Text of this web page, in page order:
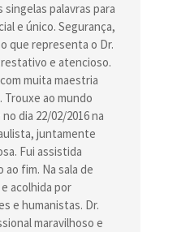
palavras para
e único. Segurança,
que representa o Dr.
e atencioso.
muita maestria
Trouxe ao mundo
dia 22/02/2016 na
juntamente
Fui assistida
fim. Na sala de
acolhida por
e humanistas. Dr.
maravilhoso e